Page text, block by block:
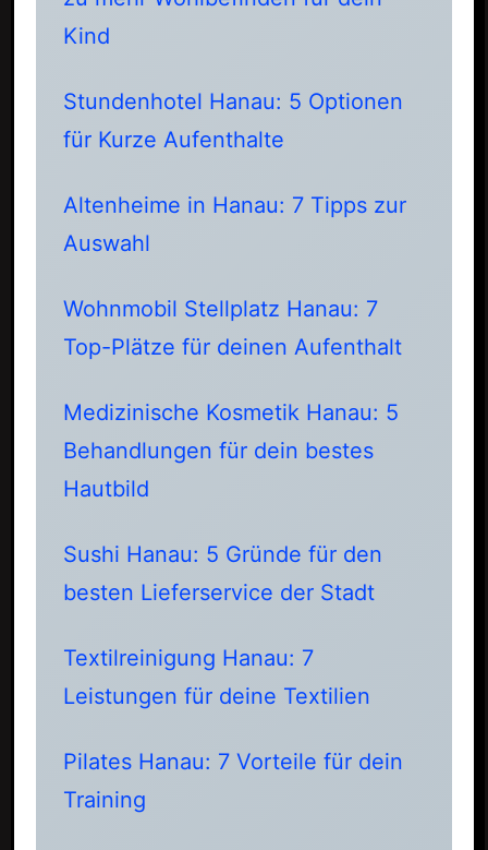
Kind
Stundenhotel Hanau: 5 Optionen
für Kurze Aufenthalte
Altenheime in Hanau: 7 Tipps zur
Auswahl
Wohnmobil Stellplatz Hanau: 7
Top-Plätze für deinen Aufenthalt
Medizinische Kosmetik Hanau: 5
Behandlungen für dein bestes
Hautbild
Sushi Hanau: 5 Gründe für den
besten Lieferservice der Stadt
Textilreinigung Hanau: 7
Leistungen für deine Textilien
Pilates Hanau: 7 Vorteile für dein
Training